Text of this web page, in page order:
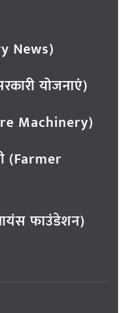
News)
योजनाएं)
Machinery)
(Farmer
फाउंडेशन)